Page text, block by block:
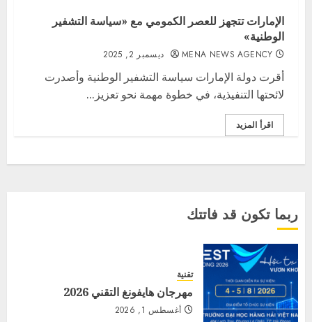
الإمارات تتجهز للعصر الكمومي مع «سياسة التشفير
الوطنية»
MENA NEWS AGENCY ديسمبر 2, 2025
أقرت دولة الإمارات سياسة التشفير الوطنية وأصدرت
لائحتها التنفيذية، في خطوة مهمة نحو تعزيز...
اقرأ المزيد
ربما تكون قد فاتتك
تقنية
مهرجان هايفونغ التقني 2026
أغسطس 1, 2026